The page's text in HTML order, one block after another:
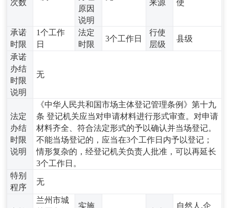
次数
原因
说明
来源
使
承诺
时限
1个工作
日
法定
时限
3个工作日
行使
层级
县级
承诺
办结
时限
说明
无
法定
办结
时限
说明
《中华人民共和国市场主体登记管理条例》第十九
条 登记机关应当对申请材料进行形式审查。对申请
材料齐全、符合法定形式的予以确认并当场登记。
不能当场登记的，应当在3个工作日内予以登记；
情形复杂的，经登记机关负责人批准，可以再延长
3个工作日。
特别
程序
无
兰州市城
实施
自然人,企